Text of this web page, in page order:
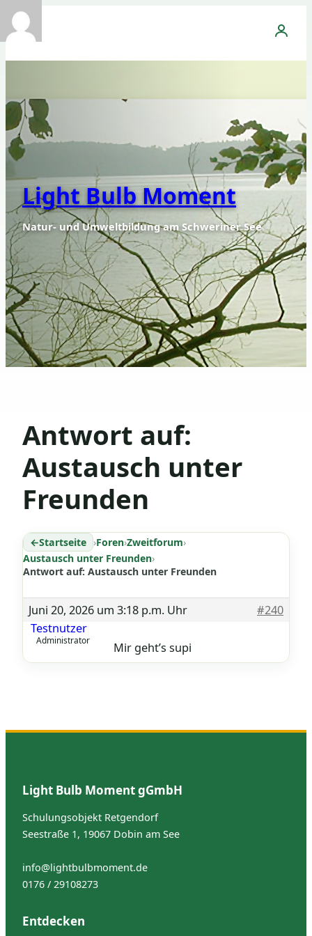
Light Bulb Moment
Natur- und Umweltbildung am Schweriner See
Antwort auf:
Austausch unter
Freunden
Startseite ›Foren›Zweitforum›
Austausch unter Freunden›
Antwort auf: Austausch unter Freunden
Juni 20, 2026 um 3:18 p.m. Uhr
#240
Testnutzer
Administrator Mir geht’s supi
Light Bulb Moment gGmbH
Schulungsobjekt Retgendorf
Seestraße 1, 19067 Dobin am See
info@lightbulbmoment.de
0176 / 29108273
Entdecken